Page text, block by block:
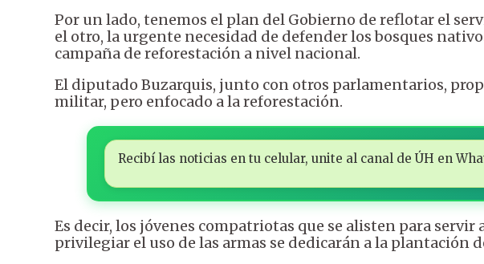
Por un lado, tenemos el plan del Gobierno de reflotar el
el otro, la urgente necesidad de defender los bosques
campaña de reforestación a nivel nacional.
El diputado Buzarquis, junto con otros parlamentarios,
militar, pero enfocado a la reforestación.
Recibí las noticias en tu celular, unite al canal de ÚH en
Es decir, los jóvenes compatriotas que se alisten para servir
privilegiar el uso de las armas se dedicarán a la plantación